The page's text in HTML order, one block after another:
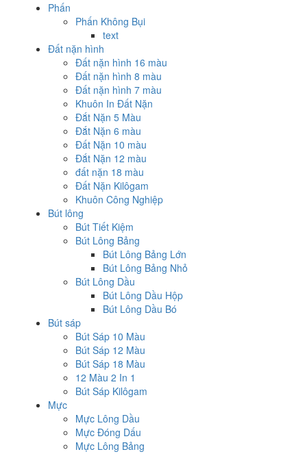
Phấn
Phấn Không Bụi
text
Đất nặn hình
Đất nặn hình 16 màu
Đất nặn hình 8 màu
Đất nặn hình 7 màu
Khuôn In Đất Nặn
Đắt Nặn 5 Màu
Đắt Nặn 6 màu
Đất Nặn 10 màu
Đắt Nặn 12 màu
đất nặn 18 màu
Đất Nặn Kilôgam
Khuôn Công Nghiệp
Bút lông
Bút Tiết Kiệm
Bút Lông Bảng
Bút Lông Bảng Lớn
Bút Lông Bảng Nhỏ
Bút Lông Dầu
Bút Lông Dầu Hộp
Bút Lông Dầu Bó
Bút sáp
Bút Sáp 10 Màu
Bút Sáp 12 Màu
Bút Sáp 18 Màu
12 Màu 2 In 1
Bút Sáp Kilôgam
Mực
Mực Lông Dầu
Mực Đóng Dấu
Mực Lông Bảng